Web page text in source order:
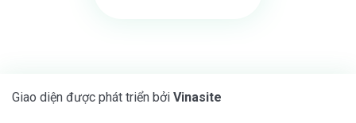
Giao diện được phát triển bởi Vinasite